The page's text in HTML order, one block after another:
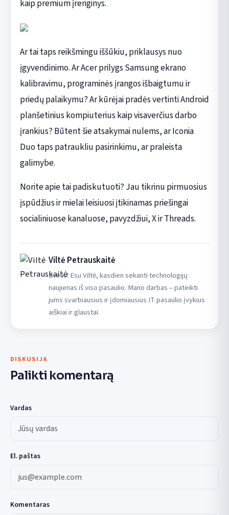
kaip premium įrenginys.
Ar tai taps reikšmingu iššūkiu, priklausys nuo
įgyvendinimo. Ar Acer prilygs Samsung ekrano
kalibravimu, programinės įrangos išbaigtumu ir
priedų palaikymu? Ar kūrėjai pradės vertinti Android
planšetinius kompiuterius kaip visaverčius darbo
įrankius? Būtent šie atsakymai nulems, ar Iconia
Duo taps patraukliu pasirinkimu, ar praleista
galimybe.
Norite apie tai padiskutuoti? Jau tikrinu pirmuosius
įspūdžius ir mielai leisiuosi įtikinamas priešingai
socialiniuose kanaluose, pavyzdžiui, X ir Threads.
Viltė Petrauskaitė
Sveiki! Esu Viltė, kasdien sekanti technologijų
naujienas iš viso pasaulio. Mano darbas – pateikti
jums svarbiausius ir įdomiausius IT pasaulio įvykius
aiškiai ir glaustai.
DISKUSIJA
Palikti komentarą
Vardas
El. paštas
Komentaras